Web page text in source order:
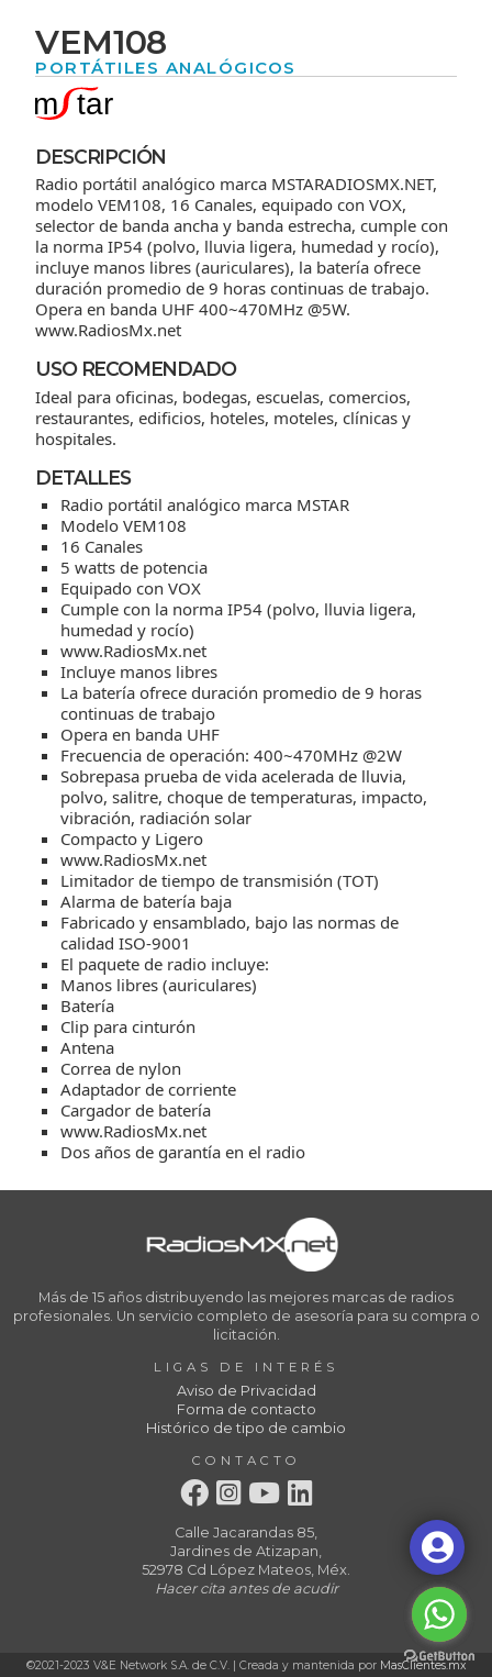
VEM108
PORTÁTILES ANALÓGICOS
DESCRIPCIÓN
Radio portátil analógico marca MSTARADIOSMX.NET,
modelo VEM108, 16 Canales, equipado con VOX,
selector de banda ancha y banda estrecha, cumple con
la norma IP54 (polvo, lluvia ligera, humedad y rocío),
incluye manos libres (auriculares), la batería ofrece
duración promedio de 9 horas continuas de trabajo.
Opera en banda UHF 400~470MHz @5W.
www.RadiosMx.net
USO RECOMENDADO
Ideal para oficinas, bodegas, escuelas, comercios,
restaurantes, edificios, hoteles, moteles, clínicas y
hospitales.
DETALLES
Radio portátil analógico marca MSTAR
Modelo VEM108
16 Canales
5 watts de potencia
Equipado con VOX
Cumple con la norma IP54 (polvo, lluvia ligera,
humedad y rocío)
www.RadiosMx.net
Incluye manos libres
La batería ofrece duración promedio de 9 horas
continuas de trabajo
Opera en banda UHF
Frecuencia de operación: 400~470MHz @2W
Sobrepasa prueba de vida acelerada de lluvia,
polvo, salitre, choque de temperaturas, impacto,
vibración, radiación solar
Compacto y Ligero
www.RadiosMx.net
Limitador de tiempo de transmisión (TOT)
Alarma de batería baja
Fabricado y ensamblado, bajo las normas de
calidad ISO-9001
El paquete de radio incluye:
Manos libres (auriculares)
Batería
Clip para cinturón
Antena
Correa de nylon
Adaptador de corriente
Cargador de batería
www.RadiosMx.net
Dos años de garantía en el radio
Más de 15 años distribuyendo las mejores marcas de radios
profesionales. Un servicio completo de asesoría para su compra o
licitación.
LIGAS DE INTERÉS
Aviso de Privacidad
Forma de contacto
Histórico de tipo de cambio
CONTACTO
Calle Jacarandas 85,
Jardines de Atizapan,
52978 Cd López Mateos, Méx.
Hacer cita antes de acudir
©2021-2023 V&E Network S.A. de C.V. | Creada y mantenida por MasClientes.mx